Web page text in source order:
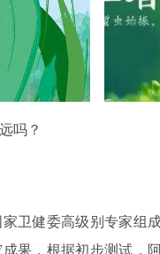
吗？
卫健委高级别专家组